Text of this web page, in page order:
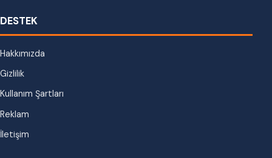
DESTEK
Hakkımızda
Gizlilik
Kullanım Şartları
Reklam
İletişim